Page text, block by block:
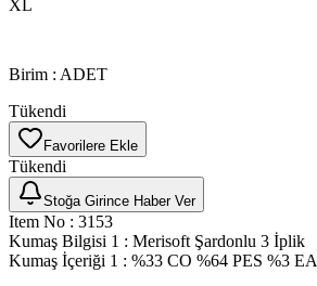
XL
Birim : ADET
Tükendi
Favorilere Ekle
Tükendi
Stoğa Girince Haber Ver
Item No : 3153
Kumaş Bilgisi 1 : Merisoft Şardonlu 3 İplik
Kumaş İçeriği 1 : %33 CO %64 PES %3 EA